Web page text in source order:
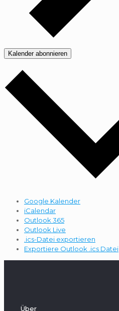
Kalender abonnieren
Google Kalender
iCalendar
Outlook 365
Outlook Live
.ics-Datei exportieren
Exportiere Outlook .ics Datei
Über